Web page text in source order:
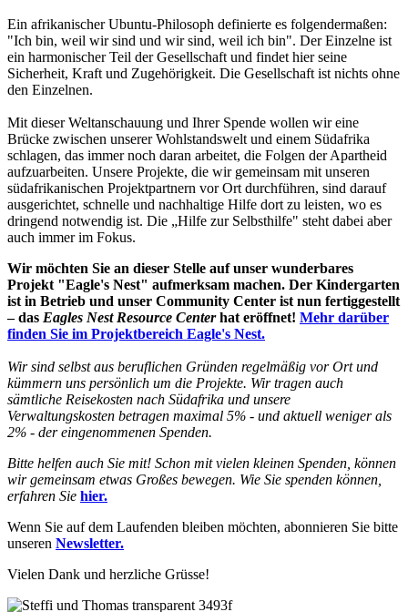
Ein afrikanischer Ubuntu-Philosoph definierte es folgendermaßen:
"Ich bin, weil wir sind und wir sind, weil ich bin". Der Einzelne ist
ein harmonischer Teil der Gesellschaft und findet hier seine
Sicherheit, Kraft und Zugehörigkeit. Die Gesellschaft ist nichts ohne
den Einzelnen.
Mit dieser Weltanschauung und Ihrer Spende wollen wir eine
Brücke zwischen unserer Wohlstandswelt und einem Südafrika
schlagen, das immer noch daran arbeitet, die Folgen der Apartheid
aufzuarbeiten. Unsere Projekte, die wir gemeinsam mit unseren
südafrikanischen Projektpartnern vor Ort durchführen, sind darauf
ausgerichtet, schnelle und nachhaltige Hilfe dort zu leisten, wo es
dringend notwendig ist. Die „Hilfe zur Selbsthilfe" steht dabei aber
auch immer im Fokus.
Wir möchten Sie an dieser Stelle auf unser wunderbares
Projekt "Eagle's Nest" aufmerksam machen. Der Kindergarten
ist in Betrieb und unser Community Center ist nun fertiggestellt
– das Eagles Nest Resource Centerhat eröffnet! Mehr darüber
finden Sie im Projektbereich Eagle's Nest.
Wir sind selbst aus beruflichen Gründen regelmäßig vor Ort und
kümmern uns persönlich um die Projekte. Wir tragen auch
sämtliche Reisekosten nach Südafrika und unsere
Verwaltungskosten betragen maximal 5% - und aktuell weniger als
2% - der eingenommenen Spenden.
Bitte helfen auch Sie mit! Schon mit vielen kleinen Spenden, können
wir gemeinsam etwas Großes bewegen. Wie Sie spenden können,
erfahren Sie hier.
Wenn Sie auf dem Laufenden bleiben möchten, abonnieren Sie bitte
unseren Newsletter.
Vielen Dank und herzliche Grüsse!